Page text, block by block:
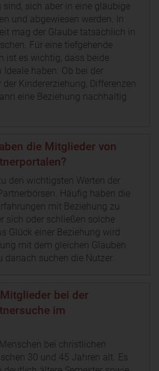
sich aber in eine gläubige
und abgewiesen werden. In
mag der Glaube tatsächlich in
Für eine tiefgehende
ist es wichtig, dass beide
Ideale haben. Ob bei der
Kindererziehung, Differenzen
eine Beziehung nachhaltig
die Mitglieder von
den wichtigsten Werten der
Häufig haben die
mit Beziehung zu
sich oder schließen solche
Glück einer Beziehung wird
mit dem gleichen Glauben
danach suchen die Nutzer.
bei der
im
bei christlichen
30 und 45 Jahren alt. Es